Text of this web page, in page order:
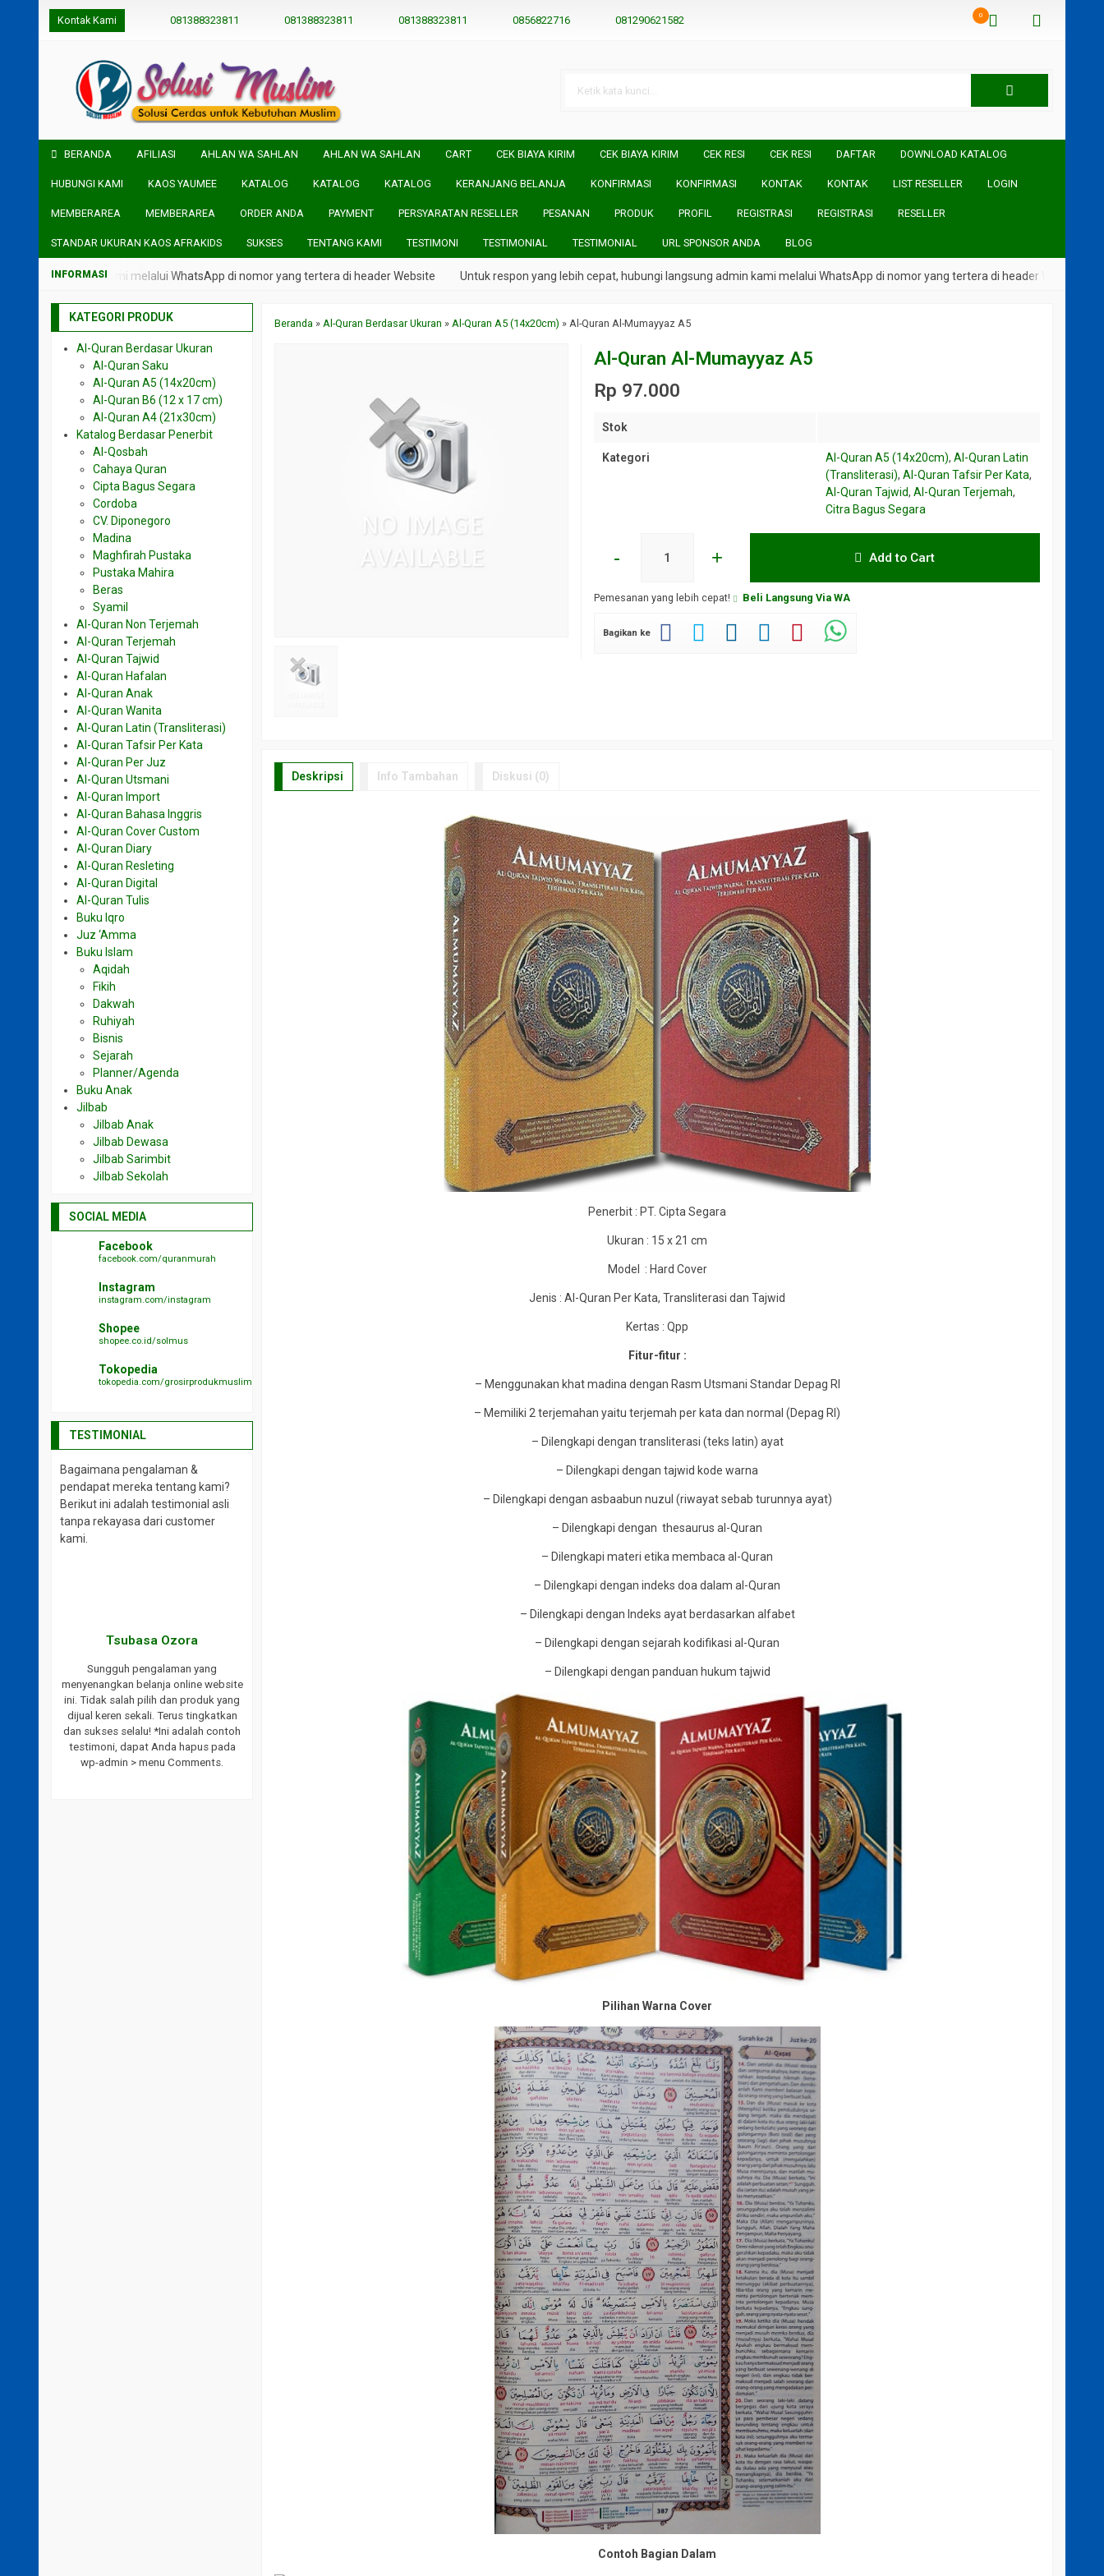
Kontak Kami 081388323811 081388323811 081388323811 0856822716 081290621582 0
BERANDA AFILIASI AHLAN WA SAHLAN AHLAN WA SAHLAN CART CEK BIAYA KIRIM CEK BIAYA KIRIM CEK RESI CEK RESI DAFTAR DOWNLOAD KATALOG
HUBUNGI KAMI KAOS YAUMEE KATALOG KATALOG KATALOG KERANJANG BELANJA KONFIRMASI KONFIRMASI KONTAK KONTAK LIST RESELLER LOGIN
MEMBERAREA MEMBERAREA ORDER ANDA PAYMENT PERSYARATAN RESELLER PESANAN PRODUK PROFIL REGISTRASI REGISTRASI RESELLER
STANDAR UKURAN KAOS AFRAKIDS SUKSES TENTANG KAMI TESTIMONI TESTIMONIAL TESTIMONIAL URL SPONSOR ANDA BLOG
admin kami melalui WhatsApp di nomor yang tertera di header Website Untuk respon yang lebih cepat, hubungi langsung admin kami melalui WhatsApp di nomor yang tertera di header Website
Beranda »Al-Quran Berdasar Ukuran »Al-Quran A5 (14x20cm) »Al-Quran Al-Mumayyaz A5
Al-Quran Al-Mumayyaz A5
Rp 97.000
Stok
Kategori Al-Quran A5 (14x20cm), Al-Quran Latin
(Transliterasi), Al-Quran Tafsir Per Kata,
Al-Quran Tajwid, Al-Quran Terjemah,
Citra Bagus Segara
- + Add to Cart
Pemesanan yang lebih cepat! Beli Langsung Via WA
Bagikan ke
Deskripsi Info Tambahan Diskusi (0)
Penerbit : PT. Cipta Segara
Ukuran : 15 x 21 cm
Model : Hard Cover
Jenis : Al-Quran Per Kata, Transliterasi dan Tajwid
Kertas : Qpp
Fitur-fitur :
– Menggunakan khat madina dengan Rasm Utsmani Standar Depag RI
– Memiliki 2 terjemahan yaitu terjemah per kata dan normal (Depag RI)
– Dilengkapi dengan transliterasi (teks latin) ayat
– Dilengkapi dengan tajwid kode warna
– Dilengkapi dengan asbaabun nuzul (riwayat sebab turunnya ayat)
– Dilengkapi dengan thesaurus al-Quran
– Dilengkapi materi etika membaca al-Quran
– Dilengkapi dengan indeks doa dalam al-Quran
– Dilengkapi dengan Indeks ayat berdasarkan alfabet
– Dilengkapi dengan sejarah kodifikasi al-Quran
– Dilengkapi dengan panduan hukum tajwid
Pilihan Warna Cover
Contoh Bagian Dalam
KATEGORI PRODUK
Al-Quran Berdasar Ukuran
Al-Quran Saku
Al-Quran A5 (14x20cm)
Al-Quran B6 (12 x 17 cm)
Al-Quran A4 (21x30cm)
Katalog Berdasar Penerbit
Al-Qosbah
Cahaya Quran
Cipta Bagus Segara
Cordoba
CV. Diponegoro
Madina
Maghfirah Pustaka
Pustaka Mahira
Beras
Syamil
Al-Quran Non Terjemah
Al-Quran Terjemah
Al-Quran Tajwid
Al-Quran Hafalan
Al-Quran Anak
Al-Quran Wanita
Al-Quran Latin (Transliterasi)
Al-Quran Tafsir Per Kata
Al-Quran Per Juz
Al-Quran Utsmani
Al-Quran Import
Al-Quran Bahasa Inggris
Al-Quran Cover Custom
Al-Quran Diary
Al-Quran Resleting
Al-Quran Digital
Al-Quran Tulis
Buku Iqro
Juz ‘Amma
Buku Islam
Aqidah
Fikih
Dakwah
Ruhiyah
Bisnis
Sejarah
Planner/Agenda
Buku Anak
Jilbab
Jilbab Anak
Jilbab Dewasa
Jilbab Sarimbit
Jilbab Sekolah
SOCIAL MEDIA
Facebook
facebook.com/quranmurah
Instagram
instagram.com/instagram
Shopee
shopee.co.id/solmus
Tokopedia
tokopedia.com/grosirprodukmuslim
TESTIMONIAL
Bagaimana pengalaman &
pendapat mereka tentang kami?
Berikut ini adalah testimonial asli
tanpa rekayasa dari customer
kami.
Tsubasa Ozora
Sungguh pengalaman yang
menyenangkan belanja online website
ini. Tidak salah pilih dan produk yang
dijual keren sekali. Terus tingkatkan
dan sukses selalu! *Ini adalah contoh
testimoni, dapat Anda hapus pada
wp-admin > menu Comments.